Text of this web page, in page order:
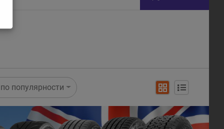
по популярности